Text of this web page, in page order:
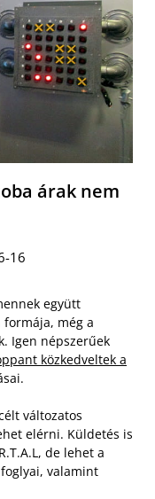
árak nem
16
együtt
még a
Igen népszerűek
közkedveltek a
változatos
elérni. Küldetés is
de lehet a
valamint